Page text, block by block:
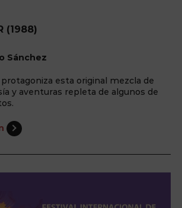
(1988)
Sánchez
esta original mezcla de
y aventuras repleta de algunos de